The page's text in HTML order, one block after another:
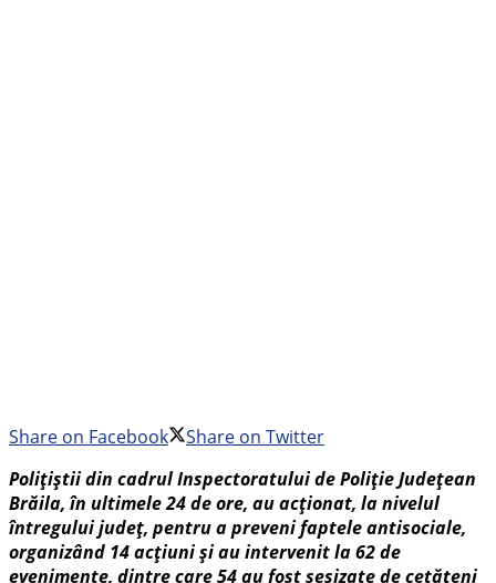
Share on Facebook
Share on Twitter
Polițiștii din cadrul Inspectoratului de Poliție Județean
Brăila, în ultimele 24 de ore, au acționat, la nivelul
întregului județ, pentru a preveni faptele antisociale,
organizând 14 acțiuni și au intervenit la 62 de
evenimente, dintre care 54 au fost sesizate de cetățeni